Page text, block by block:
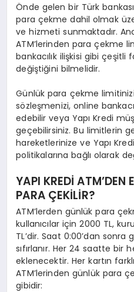
Önde gelen bir Türk
para çekme dahil olmak
ve hizmeti sunmaktadır.
ATM’lerinden para çekme
bankacılık ilişkisi gibi çeşitli
değiştiğini bilmelidir.
Günlük para çekme
sözleşmenizi, online
edebilir veya Yapı Kredi
geçebilirsiniz. Bu limitlerin
hareketlerinize ve Yapı
politikalarına bağlı olarak
YAPI KREDİ ATM’DEN
PARA ÇEKİLİR?
ATM’lerden günlük para
kullanıcılar için 2000 TL,
TL’dir. Saat 0:00’dan
sıfırlanır. Her 24 saatte bir
eklenecektir. Her kartın
ATM’lerinden günlük para
gibidir: